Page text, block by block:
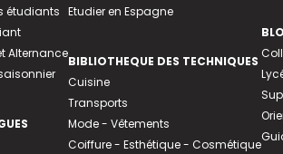
étudiants
Alternance
Etudier en Espagne
BIBLIOTHEQUE DES TECHNIQUES
Cuisine
Transports
Mode - Vêtements
Coiffure - Esthétique - Cosmétique